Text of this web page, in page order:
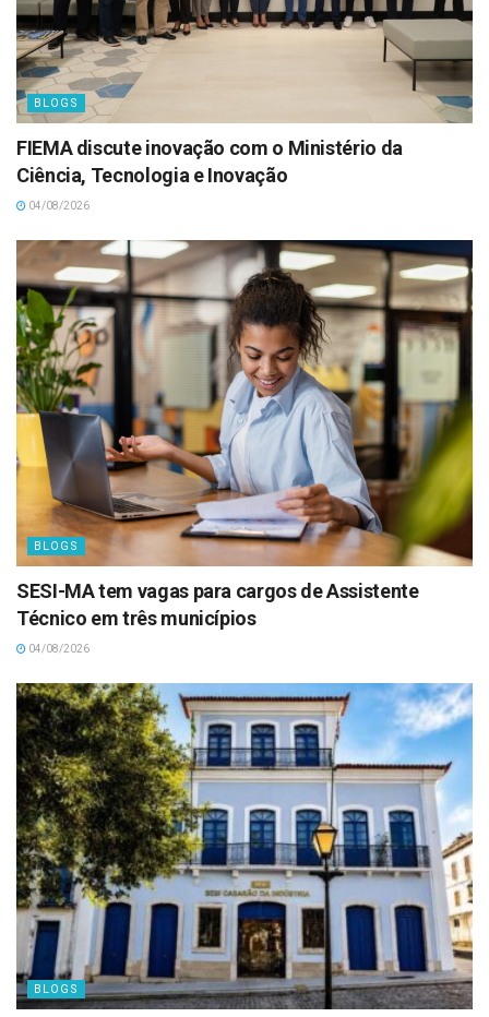
BLOGS
FIEMA discute inovação com o Ministério da
Ciência, Tecnologia e Inovação
04/08/2026
BLOGS
SESI-MA tem vagas para cargos de Assistente
Técnico em três municípios
04/08/2026
BLOGS